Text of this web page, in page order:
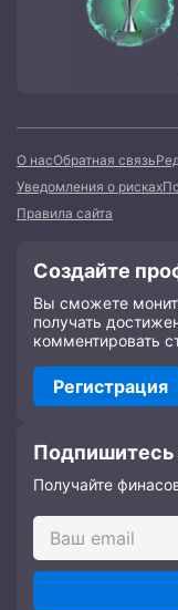
О насОбратная связь
Уведомления о рисках
Правила сайта
Создайте
Вы сможете
получать
комментировать
Регистрация
Подпишитесь
Получайте